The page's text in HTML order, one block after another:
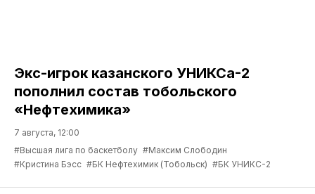
Экс-игрок казанского УНИКСа-2
пополнил состав тобольского
«Нефтехимика»
7 августа, 12:00
#Высшая лига по баскетболу #Максим Слободин
#Кристина Бэсс #БК Нефтехимик (Тобольск) #БК УНИКС-2